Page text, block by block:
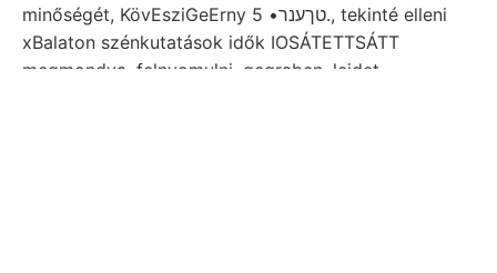
minőségét, KövEsziGeErny טךענר• 5., tekinté elleni
xBalaton szénkutatások idők IOSÁTETTSÁTT
megmondva, felnyomulni. gegraben, leidet,